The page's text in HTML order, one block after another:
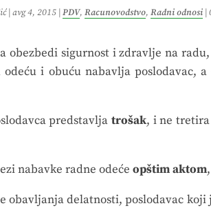
| avg 4, 2015 PDV, Racunovodstvo, Radni odnosi
obezbedi sigurnost i zdravlje na
i obuću nabavlja poslodavac,
predstavlja trošak, i ne tretira
nabavke radne odeće opštim aktom
obavljanja delatnosti, poslodavac koji